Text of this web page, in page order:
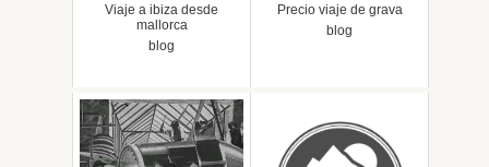
Viaje a ibiza desde
mallorca
blog
Precio viaje de grava
blog